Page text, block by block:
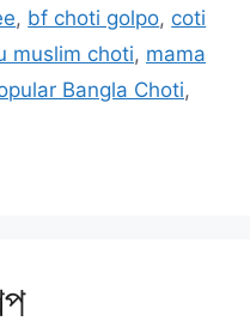
, bf choti golpo, coti
muslim choti, mama
Bangla Choti,